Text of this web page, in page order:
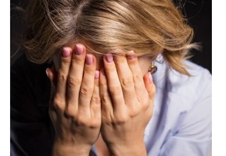
Hledáte
účinnou
pomoc
Videa
Kontakt
Registrace